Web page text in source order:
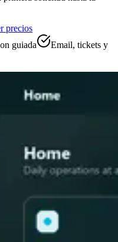
precios
guiada
Email, tickets y